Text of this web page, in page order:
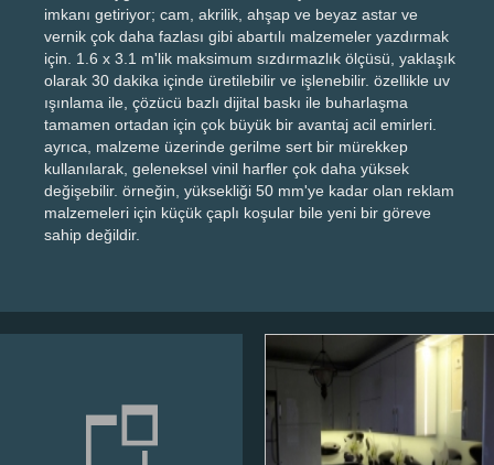
imkanı getiriyor; cam, akrilik, ahşap ve beyaz astar ve
vernik çok daha fazlası gibi abartılı malzemeler yazdırmak
için. 1.6 x 3.1 m'lik maksimum sızdırmazlık ölçüsü, yaklaşık
olarak 30 dakika içinde üretilebilir ve işlenebilir. özellikle uv
ışınlama ile, çözücü bazlı dijital baskı ile buharlaşma
tamamen ortadan için çok büyük bir avantaj acil emirleri.
ayrıca, malzeme üzerinde gerilme sert bir mürekkep
kullanılarak, geleneksel vinil harfler çok daha yüksek
değişebilir. örneğin, yüksekliği 50 mm'ye kadar olan reklam
malzemeleri için küçük çaplı koşular bile yeni bir göreve
sahip değildir.
Başakşehir UV
baskı cam panel
üzerine
Başakşehirde UV baskı cam